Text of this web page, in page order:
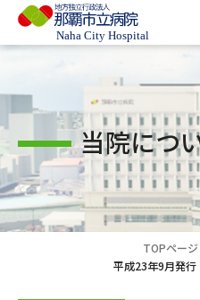
当院につ
TOPページ
平成23年9月発